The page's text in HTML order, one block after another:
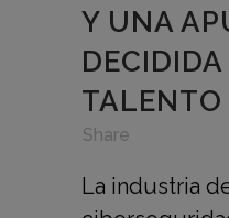
Y UNA
DECIDIDA
TALENTO
Share
La industria